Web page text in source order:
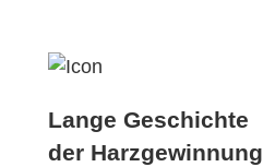
Lange Geschichte
der Harzgewinnung